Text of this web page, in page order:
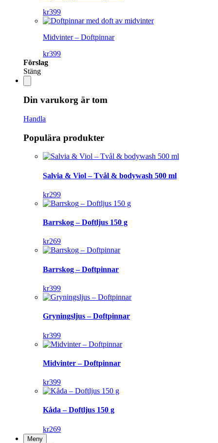
kr399
Midvinter – Doftpinnar
kr399
Förslag
Stäng
Din varukorg är tom
Handla
Populära produkter
Salvia & Viol – Tvål & bodywash 500 ml
kr299
Barrskog – Doftljus 150 g
kr269
Barrskog – Doftpinnar
kr399
Gryningsljus – Doftpinnar
kr399
Midvinter – Doftpinnar
kr399
Kåda – Doftljus 150 g
kr269
Meny